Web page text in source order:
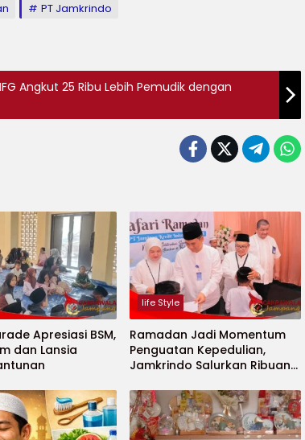
PT Jamkrindo
Angkut 25 Ribu Lebih Pemudik dengan
Apresiasi BSM,
dan Lansia
life Style
Ramadan Jadi Momentum
Penguatan Kepedulian,
Jamkrindo Salurkan Ribuan